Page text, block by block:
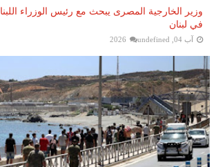
وزير الخارجية المصرى يبحث مع رئيس الوزراء
في لبنان
آب 04, 2026 undefined